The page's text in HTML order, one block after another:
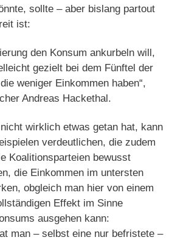
sollte – aber bislang partout
ist:
den Konsum ankurbeln will,
gezielt bei dem Fünftel der
weniger Einkommen haben“,
Andreas Hackethal.
wirklich etwas getan hat, kann
verdeutlichen, die zudem
Koalitionsparteien bewusst
die Einkommen im untersten
obgleich man hier von einem
Effekt im Sinne
ausgehen kann:
man – selbst eine nur befristete –